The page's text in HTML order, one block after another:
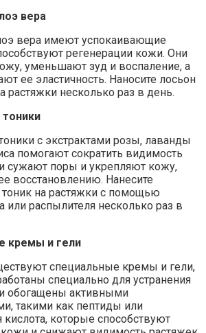
вера
вера имеют успокаивающие
регенерации кожи. Они
уменьшают зуд и воспаление, а
ее эластичность. Наносите лосьон
растяжки несколько раз в день.
с экстрактами розы, лаванды
помогают сократить видимость
сужают поры и укрепляют кожу,
восстановлению. Нанесите
тоник на растяжки с помощью
или распылителя несколько раз в
кремы и гели
специальные кремы и гели,
специально для устранения
обогащены активными
такими как пептиды или
кислота, которые способствуют